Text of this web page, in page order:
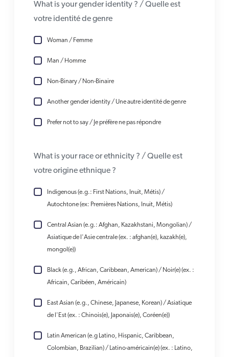
What is your gender identity ? / Quelle est
votre identité de genre
Woman / Femme
Man / Homme
Non-Binary / Non-Binaire
Another gender identity / Une autre identité de genre
Prefer not to say / Je préfère ne pas répondre
What is your race or ethnicity ? / Quelle est
votre origine ethnique ?
Indigenous (e.g.: First Nations, Inuit, Métis) /
Autochtone (ex: Premières Nations, Inuit, Métis)
Central Asian (e.g.: Afghan, Kazakhstani, Mongolian) /
Asiatique de l'Asie centrale (ex. : afghan(e), kazakh(e),
mongol(e))
Black (e.g., African, Caribbean, American) / Noir(e) (ex. :
Africain, Caribéen, Américain)
East Asian (e.g., Chinese, Japanese, Korean) / Asiatique
de l'Est (ex. : Chinois(e), Japonais(e), Coréen(e))
Latin American (e.g Latino, Hispanic, Caribbean,
Colombian, Brazilian) / Latino-américain(e) (ex. : Latino,